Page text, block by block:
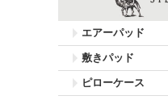
エアーパッド
敷きパッド
ピローケース